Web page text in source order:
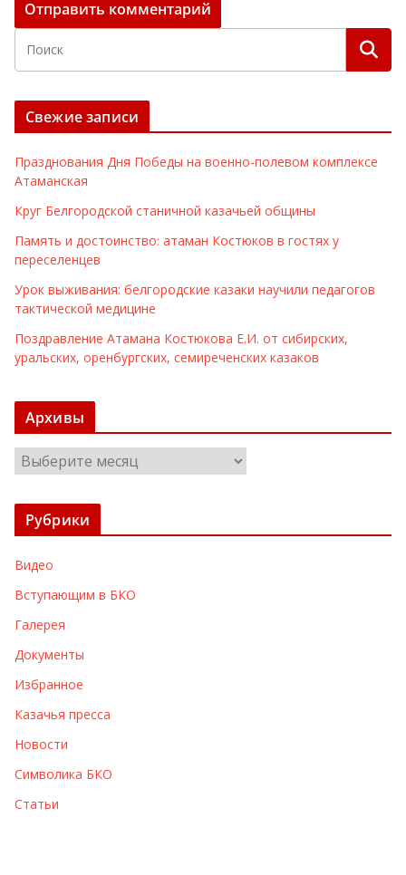
Свежие записи
Празднования Дня Победы на военно-полевом комплексе
Атаманская
Круг Белгородской станичной казачьей общины
Память и достоинство: атаман Костюков в гостях у
переселенцев
Урок выживания: белгородские казаки научили педагогов
тактической медицине
Поздравление Атамана Костюкова Е.И. от сибирских,
уральских, оренбургских, семиреченских казаков
Архивы
р
х
ы
Рубрики
Видео
Вступающим в БКО
Галерея
Документы
Избранное
Казачья пресса
Новости
Символика БКО
Статьи